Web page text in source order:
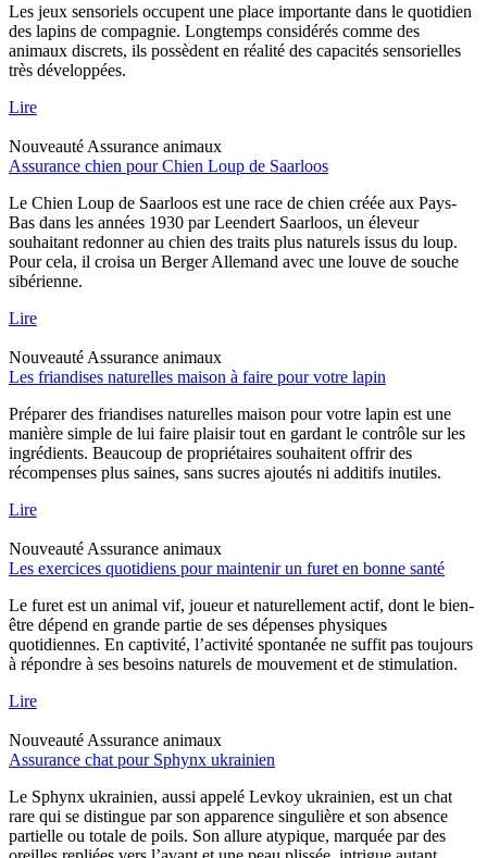
Les jeux sensoriels occupent une place importante dans le quotidien
des lapins de compagnie. Longtemps considérés comme des
animaux discrets, ils possèdent en réalité des capacités sensorielles
très développées.
Lire
Nouveauté Assurance animaux
Assurance chien pour Chien Loup de Saarloos
Le Chien Loup de Saarloos est une race de chien créée aux Pays-
Bas dans les années 1930 par Leendert Saarloos, un éleveur
souhaitant redonner au chien des traits plus naturels issus du loup.
Pour cela, il croisa un Berger Allemand avec une louve de souche
sibérienne.
Lire
Nouveauté Assurance animaux
Les friandises naturelles maison à faire pour votre lapin
Préparer des friandises naturelles maison pour votre lapin est une
manière simple de lui faire plaisir tout en gardant le contrôle sur les
ingrédients. Beaucoup de propriétaires souhaitent offrir des
récompenses plus saines, sans sucres ajoutés ni additifs inutiles.
Lire
Nouveauté Assurance animaux
Les exercices quotidiens pour maintenir un furet en bonne santé
Le furet est un animal vif, joueur et naturellement actif, dont le bien-
être dépend en grande partie de ses dépenses physiques
quotidiennes. En captivité, l’activité spontanée ne suffit pas toujours
à répondre à ses besoins naturels de mouvement et de stimulation.
Lire
Nouveauté Assurance animaux
Assurance chat pour Sphynx ukrainien
Le Sphynx ukrainien, aussi appelé Levkoy ukrainien, est un chat
rare qui se distingue par son apparence singulière et son absence
partielle ou totale de poils. Son allure atypique, marquée par des